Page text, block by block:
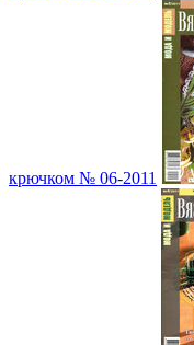
крючком № 06-2011